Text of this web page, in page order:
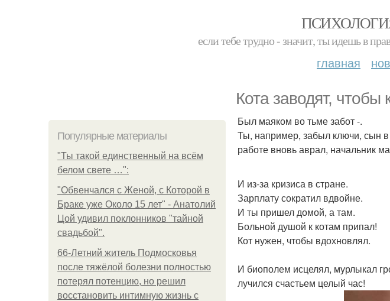
если тебе трудно - значит, ты идешь в
главная
Кота заводят, чтобы
Популярные материалы
"Ты такой единственный на всём
белом свете …":
"Обвенчался с Женой, с Которой в
Браке уже Около 15 лет" - Анатолий
Цой удивил поклонников "тайной
свадьбой".
66-Летний житель Подмосковья
после тяжёлой болезни полностью
потерял потенцию, но решил
восстановить интимную жизнь с
Был маяком во тьме забот -.
Ты, например, забыл ключи, сын в
работе вновь аврал, начальник
И из-за кризиса в стране.
Зарплату сократил вдвойне.
И ты пришел домой, а там.
Больной душой к котам припал!
Кот нужен, чтобы вдохновлял.
И биополем исцелял, мурлыкал
лучился счастьем целый час!